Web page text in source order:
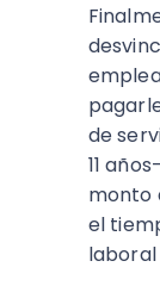
de
11
monto
el
laboral